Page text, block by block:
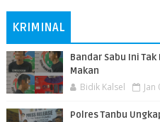
KRIMINAL
Bandar Sabu Ini
Makan
Bidik Kalsel Jan
Polres Tanbu